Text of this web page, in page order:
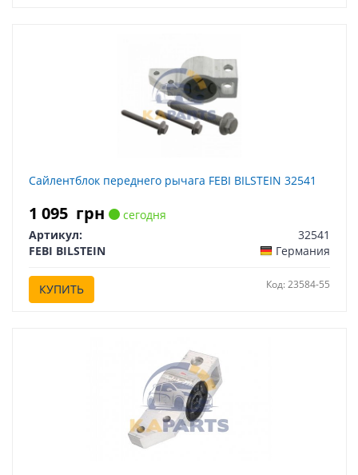
Сайлентблок переднего рычага FEBI BILSTEIN 32541
1 095 грн
сегодня
Артикул:
32541
FEBI BILSTEIN
Германия
КУПИТЬ Код: 23584-55